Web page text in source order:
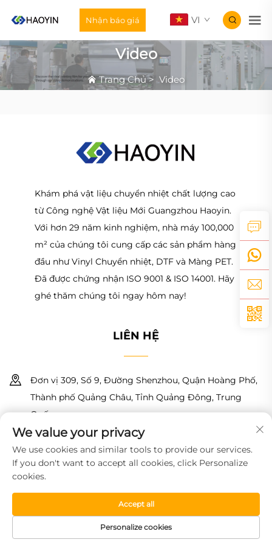
Nhận báo giá VI
Video
Trang Chủ>Video
Khám phá vật liệu chuyển nhiệt chất lượng cao
từ Công nghệ Vật liệu Mới Guangzhou Haoyin.
Với hơn 29 năm kinh nghiệm, nhà máy 100,000
m² của chúng tôi cung cấp các sản phẩm hàng
đầu như Vinyl Chuyển nhiệt, DTF và Màng PET.
Đã được chứng nhận ISO 9001 & ISO 14001. Hãy
ghé thăm chúng tôi ngay hôm nay!
LIÊN HỆ
Đơn vị 309, Số 9, Đường Shenzhou, Quận Hoàng Phố,
Thành phố Quảng Châu, Tỉnh Quảng Đông, Trung
Quốc
+86 18150601728
[email protected]
Bản quyền © 2026 Công ty TNHH Công nghệ Vật liệu Mới
Guangzhou Haoyin. Mọi quyền được bảo lưu.
Chính sách Bảo
TRANG CHỦ SẢN PHẨM MẪU MIỄN PHÍ ĐIỆN THOẠI
We value your privacy
We use cookies and similar tools to provide our services.
If you don't want to accept all cookies, click Personalize
cookies.
Personalize cookies
Accept all